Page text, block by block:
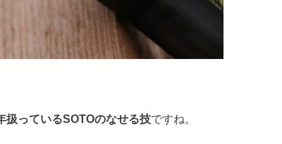
扱っているSOTOのなせる技ですね。